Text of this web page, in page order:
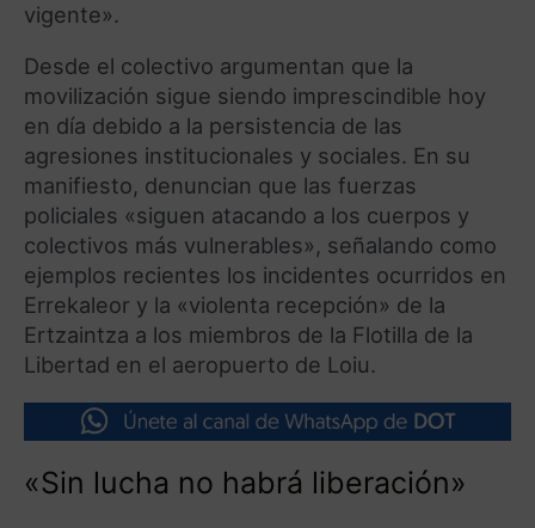
vigente».
Desde el colectivo argumentan que la
movilización sigue siendo imprescindible hoy
en día debido a la persistencia de las
agresiones institucionales y sociales. En su
manifiesto, denuncian que las fuerzas
policiales «siguen atacando a los cuerpos y
colectivos más vulnerables», señalando como
ejemplos recientes los incidentes ocurridos en
Errekaleor y la «violenta recepción» de la
Ertzaintza a los miembros de la Flotilla de la
Libertad en el aeropuerto de Loiu.
«Sin lucha no habrá liberación»